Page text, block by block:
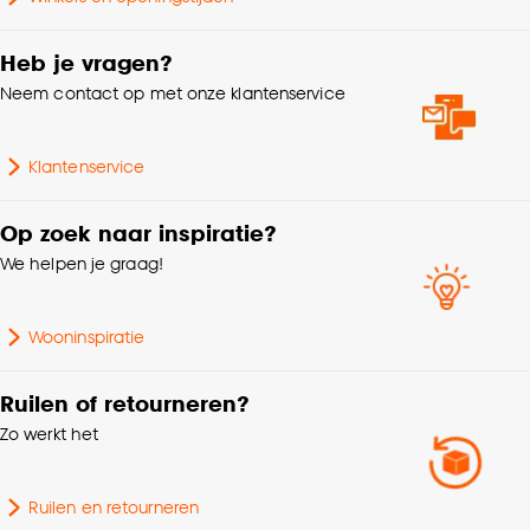
cookieverklaring
Geschikt voor Buiten
Heb je vragen?
Neem contact op met onze klantenservice
Klantenservice
Op zoek naar inspiratie?
We helpen je graag!
Wooninspiratie
Ruilen of retourneren?
Zo werkt het
Ruilen en retourneren